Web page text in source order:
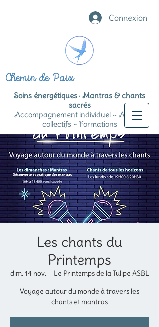
Connexion
Chemin de Paix
Soins énergétiques · Mantras & chants
sacrés
Accompagnement individuel ~ Ateliers
collectifs ~ Formations
Les chants du
Printemps
dim. 14 nov.
  |
Le Printemps de la Tulipe ASBL
Voyage autour du monde à travers les
chants et mantras